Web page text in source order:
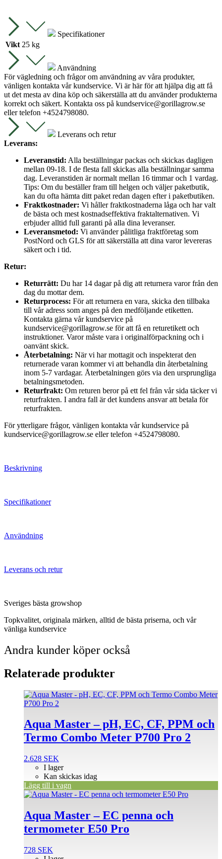
Specifikationer
Vikt 25 kg
Användning
För vägledning och frågor om användning av våra produkter,
vänligen kontakta vår kundservice. Vi är här för att hjälpa dig att få
ut det mesta av dina köp och säkerställa att du använder produkterna
korrekt och säkert. Kontakta oss på kundservice@gorillagrow.se
eller telefon +4524798080.
Leverans och retur
Leverans:
Leveranstid: Alla beställningar packas och skickas dagligen
mellan 09-18. I de flesta fall skickas alla beställningar samma
dag. Leveranstiden är normalt mellan 16 timmar och 1 vardag.
Tips: Om du beställer fram till helgen och väljer paketbutik,
kan du ofta hämta ditt paket redan dagen efter i paketbutiken.
Fraktkostnader: Vi håller fraktkostnaderna låga och har valt
de bästa och mest kostnadseffektiva fraktalternativen. Vi
erbjuder alltid full garanti på alla dina leveranser.
Leveransmetod: Vi använder pålitliga fraktföretag som
PostNord och GLS för att säkerställa att dina varor levereras
säkert och i tid.
Retur:
Returrätt: Du har 14 dagar på dig att returnera varor från den
dag du mottar dem.
Returprocess: För att returnera en vara, skicka den tillbaka
till vår adress som anges på den medföljande etiketten.
Kontakta gärna vår kundservice på
kundservice@gorillagrow.se för att få en returetikett och
instruktioner. Varor måste vara i originalförpackning och i
oanvänt skick.
Återbetalning: När vi har mottagit och inspekterat den
returnerade varan kommer vi att behandla din återbetalning
inom 5-7 vardagar. Återbetalningen görs via den ursprungliga
betalningsmetoden.
Returfrakt: Om returen beror på ett fel från vår sida täcker vi
returfrakten. I andra fall är det kundens ansvar att betala för
returfrakten.
För ytterligare frågor, vänligen kontakta vår kundservice på
kundservice@gorillagrow.se eller telefon +4524798080.
Beskrivning
Specifikationer
Användning
Leverans och retur
Sveriges bästa growshop
Topkvalitet, originala märken, alltid de bästa priserna, och vår
vänliga kundservice
Andra kunder köper också
Relaterade produkter
Aqua Master – pH, EC, CF, PPM och
Termo Combo Meter P700 Pro 2
2.628 SEK
I lager
Kan skickas idag
Lägg till i vagn
Aqua Master – EC penna och
termometer E50 Pro
728 SEK